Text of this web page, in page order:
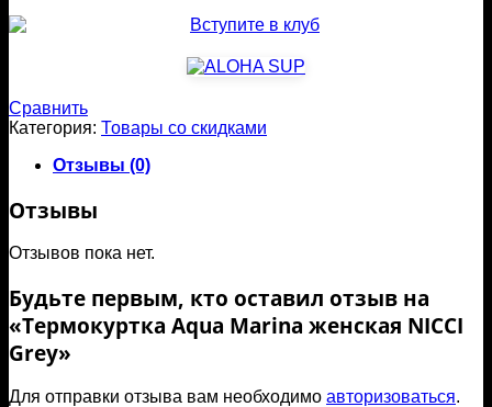
Сравнить
Категория: Товары со скидками
Отзывы (0)
Отзывы
Отзывов пока нет.
Будьте первым, кто оставил отзыв на
«Термокуртка Aqua Marina женская NICCI
Grey»
Для отправки отзыва вам необходимо авторизоваться.